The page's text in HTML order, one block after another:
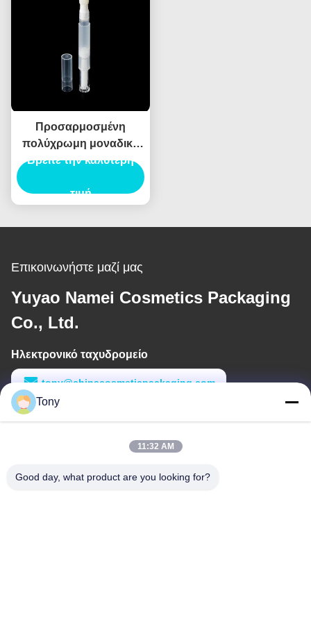
Προσαρμοσμένη
πολύχρωμη μοναδική
κρέμα ματιών
σωλήνα κενό
συσκευασία λαμπτήρα
Βρείτε την καλύτερη
τιμή
Επικοινωνήστε μαζί μας
Yuyao Namei Cosmetics Packaging
Co., Ltd.
Ηλεκτρονικό ταχυδρομείο
tony@chinacosmeticpackaging.com
Εργασιακό χρόνο
Tony
11:32 AM
Good day, what product are you looking for?